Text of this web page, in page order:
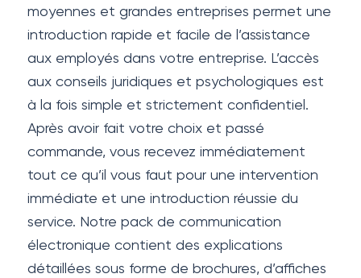
moyennes et grandes entreprises permet une
introduction rapide et facile de l’assistance
aux employés dans votre entreprise. L’accès
aux conseils juridiques et psychologiques est
à la fois simple et strictement confidentiel.
Après avoir fait votre choix et passé
commande, vous recevez immédiatement
tout ce qu’il vous faut pour une intervention
immédiate et une introduction réussie du
service. Notre pack de communication
électronique contient des explications
détaillées sous forme de brochures, d’affiches